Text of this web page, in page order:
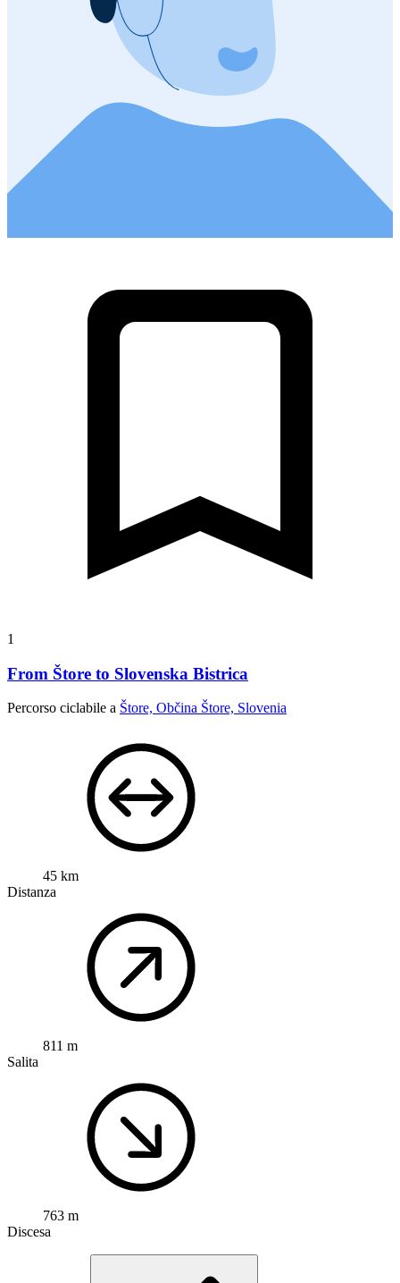
1
From Štore to Slovenska Bistrica
Percorso ciclabile a Štore, Občina Štore, Slovenia
45 km
Distanza
811 m
Salita
763 m
Discesa